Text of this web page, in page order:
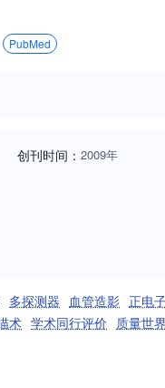
PubMed
创刊时间： 2009年
多探测器 血管造影 正电
术 学术同行评价 质量世界